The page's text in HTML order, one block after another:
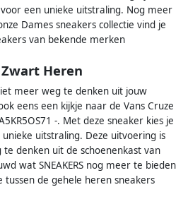
een unieke uitstraling. Nog meer
Dames sneakers collectie vind je
van bekende merken
Zwart Heren
meer weg te denken uit jouw
eens een kijkje naar de Vans Cruze
-. Met deze sneaker kies je
uitstraling. Deze uitvoering is
denken uit de schoenenkast van
wat SNEAKERS nog meer te bieden
tussen de gehele heren sneakers